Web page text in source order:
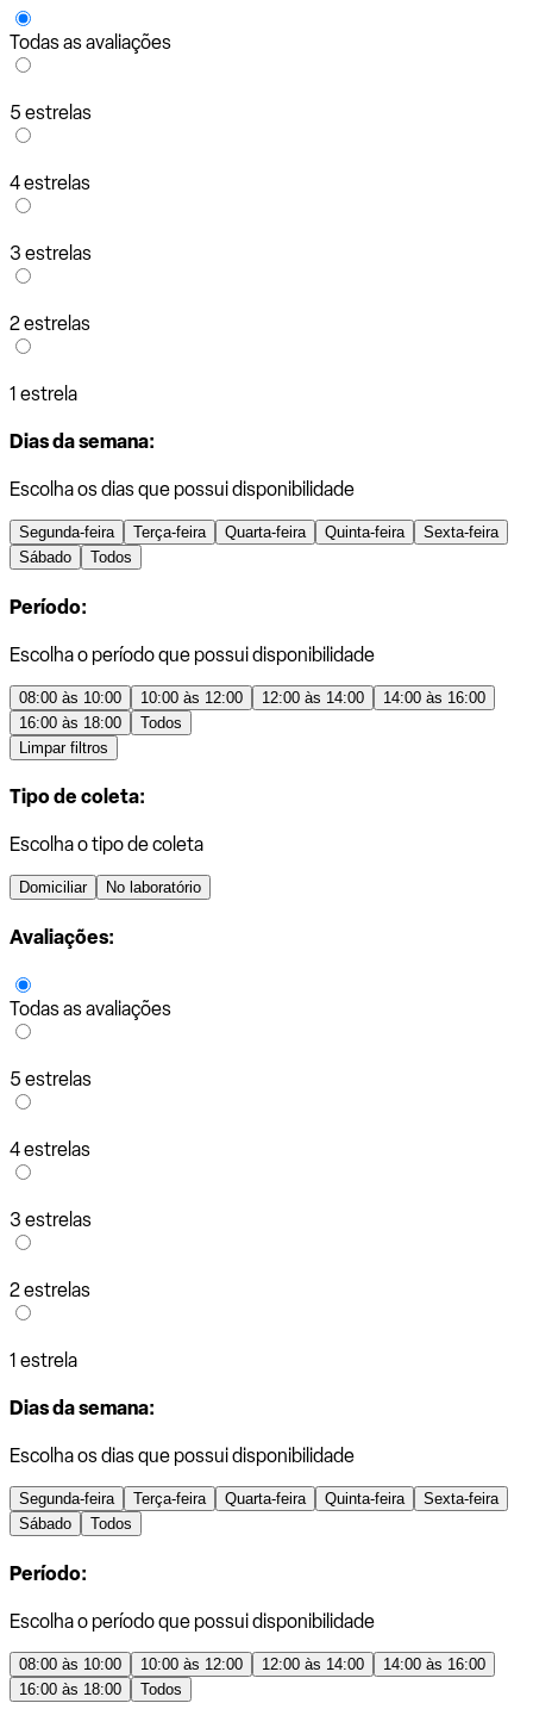
Todas as avaliações
5 estrelas
4 estrelas
3 estrelas
2 estrelas
1 estrela
Dias da semana:
Escolha os dias que possui disponibilidade
Segunda-feira Terça-feira Quarta-feira Quinta-feira
Sexta-feira
Sábado
Todos
Período:
Escolha o período que possui disponibilidade
08:00 às 10:00 10:00 às 12:00 12:00 às 14:00
14:00 às 16:00
16:00 às 18:00
Todos
Limpar filtros
Tipo de coleta:
Escolha o tipo de coleta
Domiciliar No laboratório
Avaliações:
Todas as avaliações
5 estrelas
4 estrelas
3 estrelas
2 estrelas
1 estrela
Dias da semana:
Escolha os dias que possui disponibilidade
Segunda-feira Terça-feira Quarta-feira Quinta-feira
Sexta-feira
Sábado
Todos
Período:
Escolha o período que possui disponibilidade
08:00 às 10:00 10:00 às 12:00 12:00 às 14:00
14:00 às 16:00
16:00 às 18:00
Todos